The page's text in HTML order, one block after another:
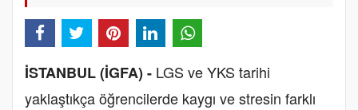
İSTANBUL (İGFA) - LGS ve YKS tarihi
yaklaştıkça öğrencilerde kaygı ve stresin farklı